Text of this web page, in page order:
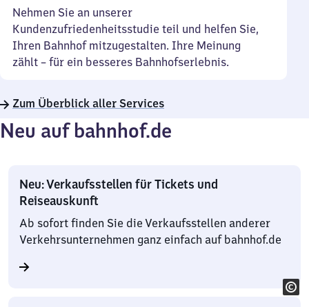
Nehmen Sie an unserer
Kundenzufriedenheitsstudie teil und helfen Sie,
Ihren Bahnhof mitzugestalten. Ihre Meinung
zählt – für ein besseres Bahnhofserlebnis.
Zum Überblick aller Services
Neu auf bahnhof.de
Neu: Verkaufsstellen für Tickets und
Reiseauskunft
Ab sofort finden Sie die Verkaufsstellen anderer
Verkehrsunternehmen ganz einfach auf bahnhof.de